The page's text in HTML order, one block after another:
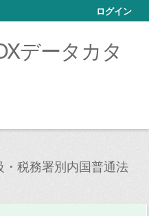
ログイン
データカタ
税務署別内国普通法